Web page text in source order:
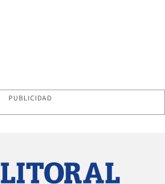
PUBLICIDAD